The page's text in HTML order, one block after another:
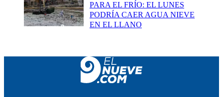
PARA EL FRÍO: EL LUNES
PODRÍA CAER AGUA NIEVE
EN EL LLANO